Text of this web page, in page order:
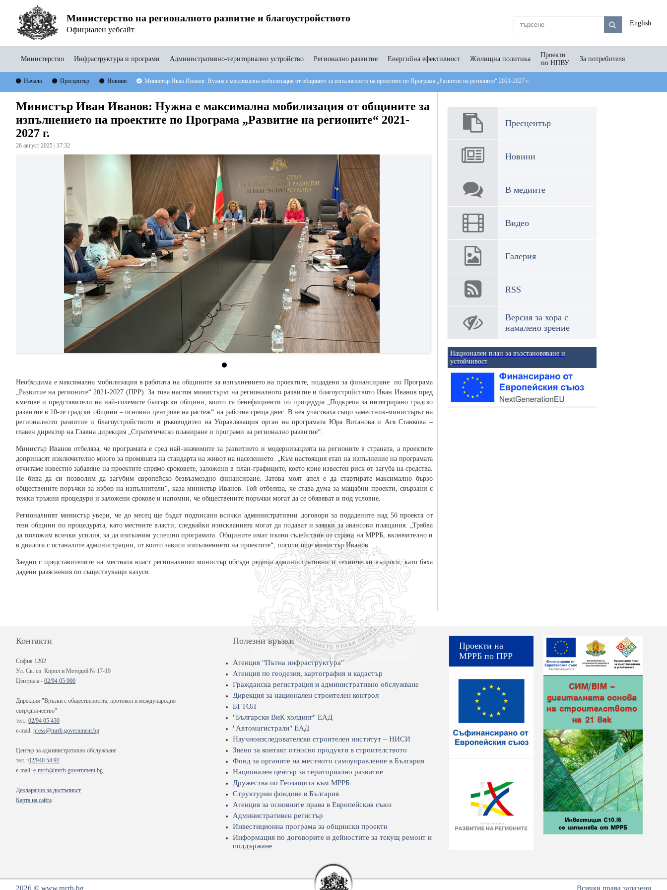
Министерство на регионалното развитие и благоустройството
Официален уебсайт
English
Министерство Инфраструктура и програми Административно-териториално устройство Регионално развитие Енергийна ефективност Жилищна политика
Проекти
по НПВУ
За потребителя
Начало Пресцентър Новини Министър Иван Иванов: Нужна е максимална мобилизация от общините за изпълнението на проектите по Програма „Развитие на регионите“ 2021-2027 г.
Министър Иван Иванов: Нужна е максимална мобилизация от общините за
изпълнението на проектите по Програма „Развитие на регионите“ 2021-
2027 г.
26 август 2025 | 17:32
Необходима е максимална мобилизация в работата на общините за изпълнението на проектите, подадени за финансиране по Програма
„Развитие на регионите“ 2021-2027 (ПРР). За това настоя министърът на регионалното развитие и благоустройството Иван Иванов пред
кметове и представители на най-големите български общини, които са бенефициенти по процедура „Подкрепа за интегрирано градско
развитие в 10-те градски общини – основни центрове на растеж“ на работна среща днес. В нея участваха също заместник-министърът на
регионалното развитие и благоустройството и ръководител на Управляващия орган на програмата Юра Витанова и Ася Станкова –
главен директор на Главна дирекция „Стратегическо планиране и програми за регионално развитие“.
Министър Иванов отбеляза, че програмата е сред най-значимите за развитието и модернизацията на регионите в страната, а проектите
допринасят изключително много за промяната на стандарта на живот на населението. „Към настоящия етап на изпълнение на програмата
отчитаме известно забавяне на проектите спрямо сроковете, заложени в план-графиците, което крие известен риск от загуба на средства.
Не бива да си позволим да загубим европейско безвъзмездно финансиране. Затова моят апел е да стартирате максимално бързо
обществените поръчки за избор на изпълнители“, каза министър Иванов. Той отбеляза, че става дума за мащабни проекти, свързани с
тежки тръжни процедури и заложени срокове и напомни, че обществените поръчки могат да се обявяват и под условие.
Регионалният министър увери, че до месец ще бъдат подписани всички административни договори за подадените над 50 проекта от
тези общини по процедурата, като местните власти, следвайки изискванията могат да подават и заявки за авансови плащания. „Трябва
да положим всички усилия, за да изпълним успешно програмата. Общините имат пълно съдействие от страна на МРРБ, включително и
в диалога с останалите администрации, от които зависи изпълнението на проектите“, посочи още министър Иванов.
Заедно с представителите на местната власт регионалният министър обсъди редица административни и технически въпроси, като бяха
дадени разяснения по съществуващи казуси.
Пресцентър
Новини
В медиите
Видео
Галерия
RSS
Версия за хора с
намалено зрение
Национален план за възстановяване и
устойчивост
Контакти
София 1202
Ул. Св. св. Кирил и Методий № 17-19
Централа - 02/94 05 900
Дирекция "Връзки с обществеността, протокол и международно
сътрудничество"
тел.: 02/94 05 430
e-mail: press@mrrb.government.bg
Център за административно обслужване
тел.: 02/940 54 92
e-mail: e-mrrb@mrrb.government.bg
Декларация за достъпност
Карта на сайта
Полезни връзки
Агенция "Пътна инфраструктура"
Агенция по геодезия, картография и кадастър
Гражданска регистрация и административно обслужване
Дирекция за национален строителен контрол
БГТОЛ
"Български ВиК холдинг" ЕАД
"Автомагистрали" ЕАД
Научноизследователски строителен институт – НИСИ
Звено за контакт относно продукти в строителството
Фонд за органите на местното самоуправление в България
Национален център за териториално развитие
Дружества по Геозащита към МРРБ
Структурни фондове в България
Агенция за основните права в Европейския съюз
Административен регистър
Инвестиционна програма за общински проекти
Информация по договорите и дейностите за текущ ремонт и
поддържане
Проекти на
МРРБ по ПРР
2026 © www.mrrb.bg Всички права запазени